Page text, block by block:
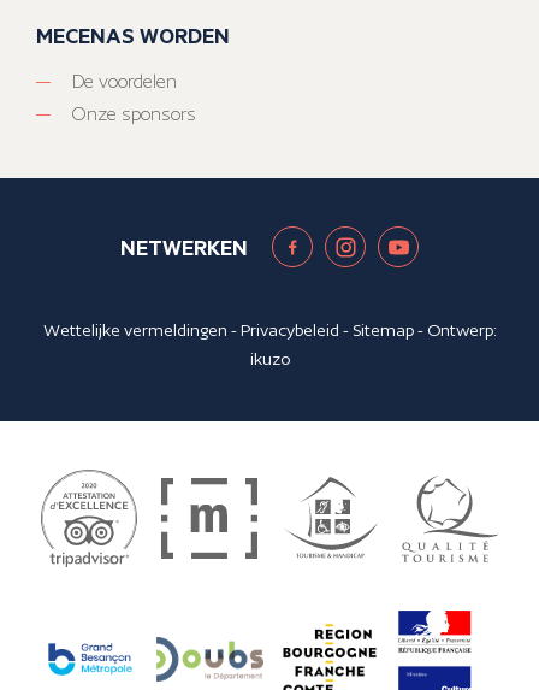
MECENAS WORDEN
De voordelen
Onze sponsors
NETWERKEN
Wettelijke vermeldingen -Privacybeleid - Sitemap- Ontwerp:
ikuzo